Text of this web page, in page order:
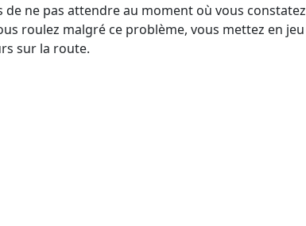
ne pas attendre au moment où vous constatez
roulez malgré ce problème, vous mettez en jeu
sur la route.